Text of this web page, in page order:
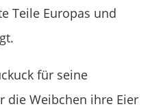
Teile Europas und
für seine
die Weibchen ihre Eier